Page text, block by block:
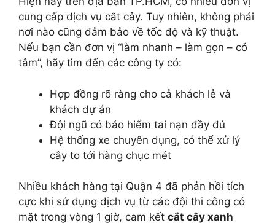
cung cấp dịch vụ cắt cây. Tuy nhiên, không phải
nơi nào cũng đảm bảo về tốc độ và kỹ thuật.
Nếu bạn cần đơn vị “làm nhanh – làm gọn – có
tâm”, hãy tìm đến các công ty có:
Hợp đồng rõ ràng cho cả khách lẻ và
khách dự án
Đội ngũ có bảo hiểm tai nạn đầy đủ
Hệ thống xe chuyên dụng, có thể xử lý
cây to tới hàng chục mét
Nhiều khách hàng tại Quận 4 đã phản hồi tích
cực khi sử dụng dịch vụ từ các đội thi công có
mặt trong vòng 1 giờ, cam kết cắt cây xanh